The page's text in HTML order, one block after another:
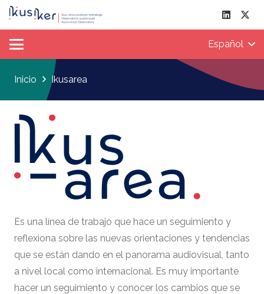
Español
Inicio Ikusarea
Es una línea de trabajo que hace un seguimiento y
reflexiona sobre las nuevas orientaciones y tendencias
que se están dando en el panorama audiovisual, tanto
a nivel local como internacional. Es muy importante
hacer un seguimiento y conocer los cambios que se